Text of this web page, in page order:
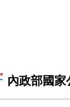
內政部國